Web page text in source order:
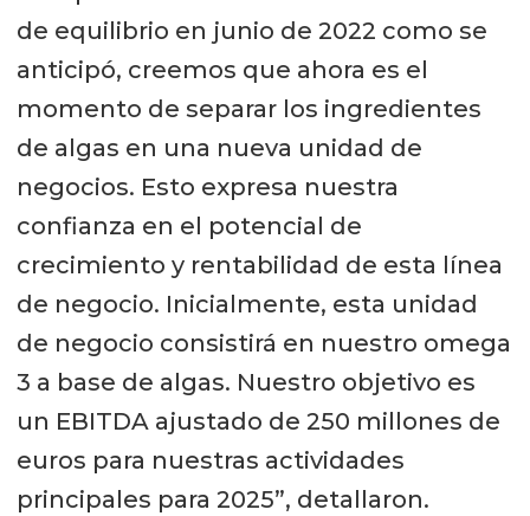
de equilibrio en junio de 2022 como se
anticipó, creemos que ahora es el
momento de separar los ingredientes
de algas en una nueva unidad de
negocios. Esto expresa nuestra
confianza en el potencial de
crecimiento y rentabilidad de esta línea
de negocio. Inicialmente, esta unidad
de negocio consistirá en nuestro omega
3 a base de algas. Nuestro objetivo es
un EBITDA ajustado de 250 millones de
euros para nuestras actividades
principales para 2025”, detallaron.